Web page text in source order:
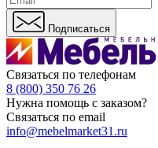
Подписаться
Связаться по телефонам
8 (800) 350 76 26
Нужна помощь с заказом?
Связаться по email
info@mebelmarket31.ru